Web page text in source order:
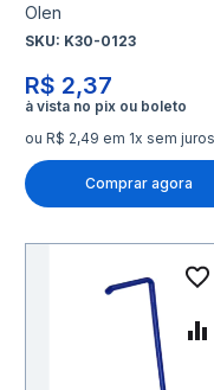
Olen
SKU: K30-0123
R$ 2,37
ou R$ 2,49 em 1x sem juros
Comprar agora